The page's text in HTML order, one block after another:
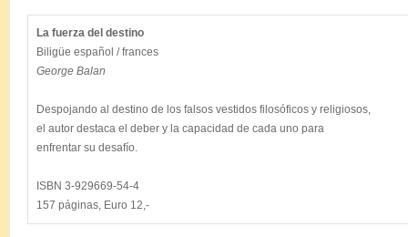
La fuerza del destino
George Balan
Despojando al destino de los falsos vestidos filosóficos y religiosos,
el autor destaca el deber y la capacidad de cada uno para
enfrentar su desafío.
ISBN 3-929669-54-4